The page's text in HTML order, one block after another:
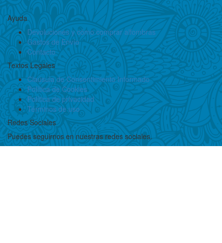
Ayuda
Devoluciones y cómo comprar alfombras
Gastos de Envío
Contacto
Textos Legales
Claúsula de Consentimiento Informado
Política de Cookies
Política de privacidad
Términos de uso
Redes Sociales
Puedes seguirnos en nuestras redes sociales.